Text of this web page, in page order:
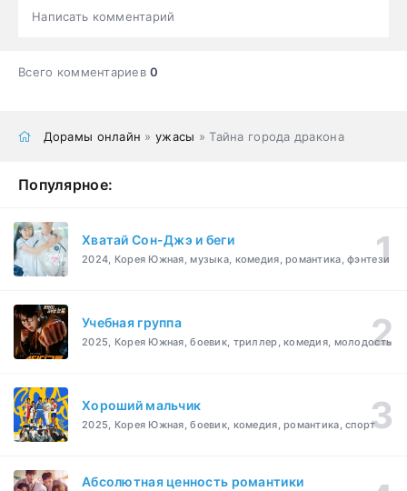
Написать комментарий
Всего комментариев0
Дорамы онлайн »ужасы » Тайна города дракона
Популярное:
Хватай Сон-Джэ и беги
2024, Корея Южная, музыка, комедия, романтика, фэнтези
Учебная группа
2025, Корея Южная, боевик, триллер, комедия, молодость
Хороший мальчик
2025, Корея Южная, боевик, комедия, романтика, спорт
Абсолютная ценность романтики